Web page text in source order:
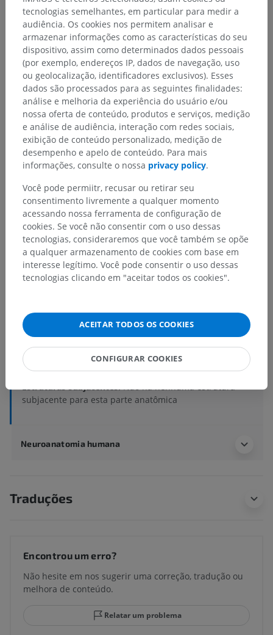
Hierarquia anatômica
Anatomia humana 2
Anatomia humana 1
Artérias
Artérias do encéfalo> Artéria basilar
Artéria cerebral posterior>
Parte pós-comunicante; Segmento P2>
Ramos corióideos posteriores mediais
Estruturas subjacentes:Não há nenhuma estrutura
subjacente para esta parte anatômica
Neuroanatomia humana
Traduções
Encontrou um erro?
Não hesite em nos sugerir uma correção, tradução ou
melhora de conteúdo.
Relatar um problema
tecnologias semelhantes, em particular para medir a
audiência. Os cookies nos permitem analisar e
armazenar informações como as características do seu
dispositivo, assim como determinados dados pessoais
(por exemplo, endereços IP, dados de navegação, uso
ou geolocalização, identificadores exclusivos). Esses
dados são processados para as seguintes finalidades:
análise e melhoria da experiência do usuário e/ou
nossa oferta de conteúdo, produtos e serviços, medição
e análise de audiência, interação com redes sociais,
exibição de conteúdo personalizado, medição de
desempenho e apelo de conteúdo. Para mais
informações, consulte o nossa privacy policy.
Você pode permiitr, recusar ou retirar seu
consentimento livremente a qualquer momento
acessando nossa ferramenta de configuração de
cookies. Se você não consentir com o uso dessas
tecnologias, consideraremos que você também se opõe
a qualquer armazenamento de cookies com base em
interesse legítimo. Você pode consentir o uso dessas
tecnologias clicando em "aceitar todos os cookies".
ACEITAR TODOS OS COOKIES
CONFIGURAR COOKIES